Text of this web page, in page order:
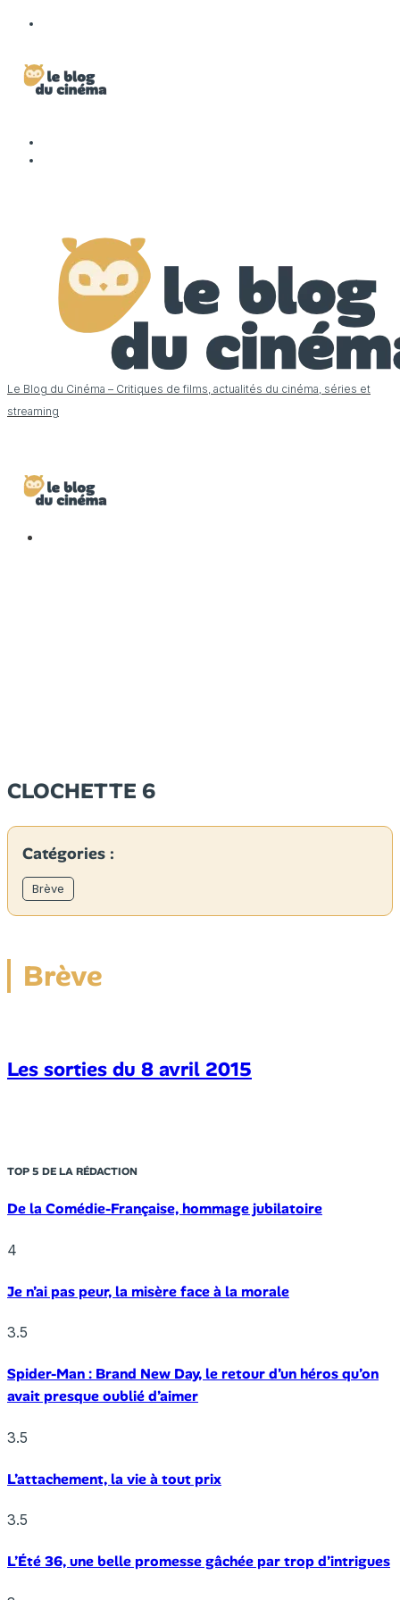
Le Blog du Cinéma – Critiques de films, actualités du cinéma, séries et
streaming
CLOCHETTE 6
Catégories :
Brève
Brève
Les sorties du 8 avril 2015
TOP 5 DE LA RÉDACTION
De la Comédie-Française, hommage jubilatoire
4
Je n’ai pas peur, la misère face à la morale
3.5
Spider-Man : Brand New Day, le retour d’un héros qu’on
avait presque oublié d’aimer
3.5
L’attachement, la vie à tout prix
3.5
L’Été 36, une belle promesse gâchée par trop d’intrigues